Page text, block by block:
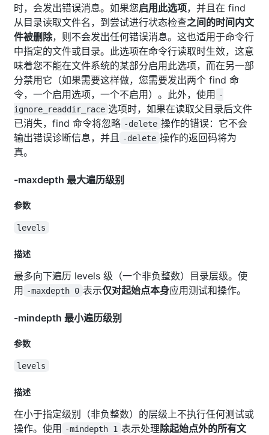
时，会发出错误消息。如果您启用此选项，并且在 find
从目录读取文件名，到尝试进行状态检查之间的时间内文
件被删除，则不会发出任何错误消息。这也适用于命令行
中指定的文件或目录。此选项在命令行读取时生效，这意
味着您不能在文件系统的某部分启用此选项，而在另一部
分禁用它（如果需要这样做，您需要发出两个 find 命
令，一个启用选项，一个不启用）。此外，使用 -
ignore_readdir_race 选项时，如果在读取父目录后文件
已消失，find 命令将忽略 -delete 操作的错误：它不会
输出错误诊断信息，并且
-delete 操作的返回码将为
真。
-maxdepth 最大遍历级别
参数
levels
描述
最多向下遍历 levels 级（一个非负整数）目录层级。使
用 -maxdepth 0 表示仅对起始点本身应用测试和操作。
-mindepth 最小遍历级别
参数
levels
描述
在小于指定级别（非负整数）的层级上不执行任何测试或
操作。使用 -mindepth 1 表示处理除起始点外的所有文